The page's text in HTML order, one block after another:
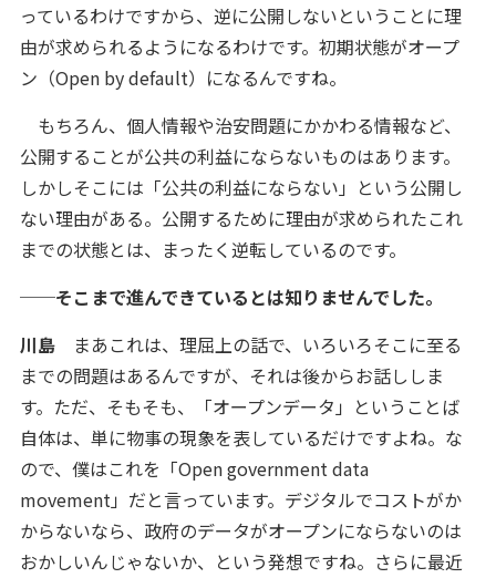
っているわけですから、逆に公開しないということに理
由が求められるようになるわけです。初期状態がオープ
ン（Open by default）になるんですね。
もちろん、個人情報や治安問題にかかわる情報など、
公開することが公共の利益にならないものはあります。
しかしそこには「公共の利益にならない」という公開し
ない理由がある。公開するために理由が求められたこれ
までの状態とは、まったく逆転しているのです。
──そこまで進んできているとは知りませんでした。
川島
まあこれは、理屈上の話で、いろいろそこに至る
までの問題はあるんですが、それは後からお話ししま
す。ただ、そもそも、「オープンデータ」ということば
自体は、単に物事の現象を表しているだけですよね。な
ので、僕はこれを「Open government data
movement」だと言っています。デジタルでコストがか
からないなら、政府のデータがオープンにならないのは
おかしいんじゃないか、という発想ですね。さらに最近